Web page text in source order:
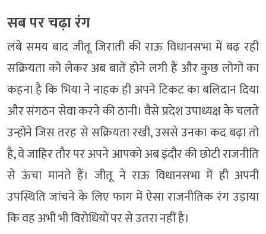
सब पर चढ़ा रंग
लंबे समय बाद जीतू जिराती की राऊ विधानसभा में बढ़ रही
सक्रियता को लेकर अब बातें होने लगी हैं और कुछ लोगों का
कहना है कि भिया ने नाहक ही अपने टिकट का बलिदान दिया
और संगठन सेवा करने की ठानी। वैसे प्रदेश उपाध्यक्ष के चलते
उन्होंने जिस तरह से सक्रियता रखी, उससे उनका कद बढ़ा तो
है, वे जाहिर तौर पर अपने आपको अब इंदौर की छोटी राजनीति
से ऊंचा मानते हैं। जीतू ने राऊ विधानसभा में ही अपनी
उपस्थिति जांचने के लिए फाग में ऐसा राजनीतिक रंग उड़ाया
कि वह अभी भी विरोधियों पर से उतरा नहीं है।